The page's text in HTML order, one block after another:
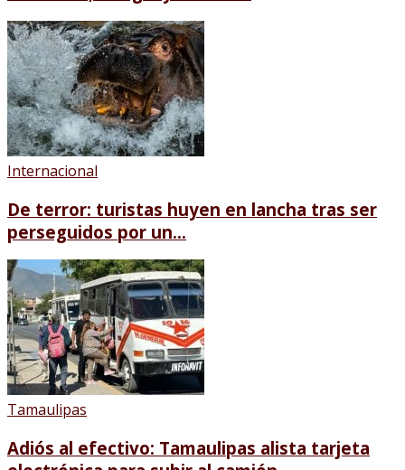
Internacional
De terror: turistas huyen en lancha tras ser
perseguidos por un...
Tamaulipas
Adiós al efectivo: Tamaulipas alista tarjeta